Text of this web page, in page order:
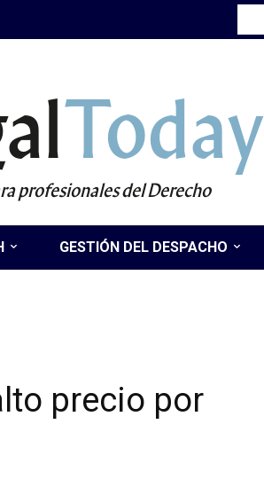
Today
profesionales del Derecho
GESTIÓN DEL DESPACHO
precio por